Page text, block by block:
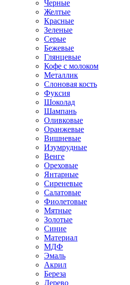
Черные
Желтые
Красные
Зеленые
Серые
Бежевые
Глянцевые
Кофе с молоком
Металлик
Слоновая кость
Фуксия
Шоколад
Шампань
Оливковые
Оранжевые
Вишневые
Изумрудные
Венге
Ореховые
Янтарные
Сиреневые
Салатовые
Фиолетовые
Мятные
Золотые
Синие
Материал
МДФ
Эмаль
Акрил
Береза
Дерево